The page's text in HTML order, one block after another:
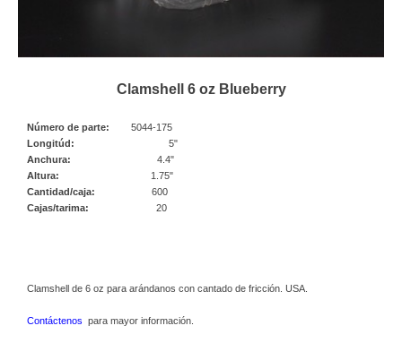
Clamshell 6 oz Blueberry
Número de parte: 5044-175
Longitúd: 5"
Anchura: 4.4"
Altura: 1.75"
Cantidad/caja: 600
Cajas/tarima: 20
Clamshell de 6 oz para arándanos con cantado de fricción. USA.
Contáctenos para mayor información.